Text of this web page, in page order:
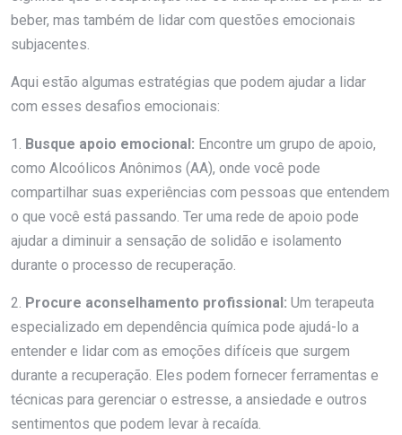
beber, mas também de lidar com questões emocionais
subjacentes.
Aqui estão algumas estratégias que podem ajudar a lidar
com esses desafios emocionais:
1. Busque apoio emocional: Encontre um grupo de apoio,
como Alcoólicos Anônimos (AA), onde você pode
compartilhar suas experiências com pessoas que entendem
o que você está passando. Ter uma rede de apoio pode
ajudar a diminuir a sensação de solidão e isolamento
durante o processo de recuperação.
2. Procure aconselhamento profissional: Um terapeuta
especializado em dependência química pode ajudá-lo a
entender e lidar com as emoções difíceis que surgem
durante a recuperação. Eles podem fornecer ferramentas e
técnicas para gerenciar o estresse, a ansiedade e outros
sentimentos que podem levar à recaída.